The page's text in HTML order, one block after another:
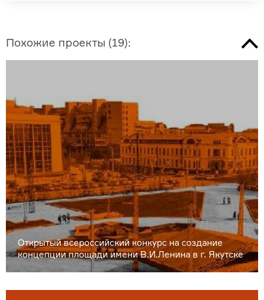
Похожие проекты (19):
Открытый всероссийский конкурс на создание
концепции площади имени В.И.Ленина в г. Якутске